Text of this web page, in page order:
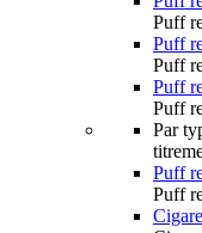
Puff
Puff
Puff
Puff
Puff
Par
Puff
Puff